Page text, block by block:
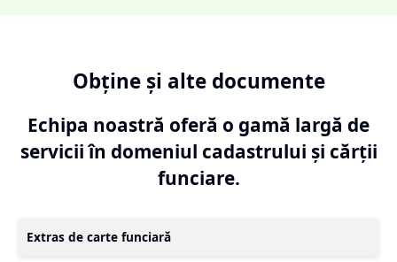
Obține și alte documente
Echipa noastră oferă o gamă largă de
servicii în domeniul cadastrului și cărții
funciare.
Extras de carte funciară